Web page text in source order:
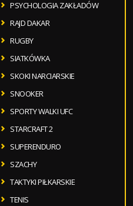
PSYCHOLOGIA ZAKŁADÓW
RAJD DAKAR
RUGBY
SIATKÓWKA
SKOKI NARCIARSKIE
SNOOKER
SPORTY WALKI UFC
STARCRAFT 2
SUPERENDURO
SZACHY
TAKTYKI PIŁKARSKIE
TENIS